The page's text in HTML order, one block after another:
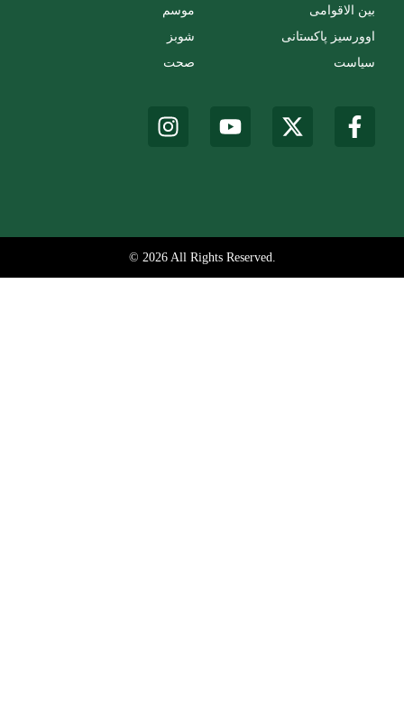
موسم
شوبز
صحت
بین الاقوامی
اوورسیز پاکستانی
سیاست
© 2026 All Rights Reserved.